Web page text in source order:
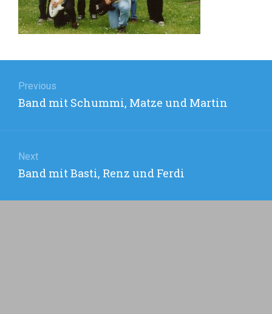
Previous
Previous
Band mit Schummi, Matze und Martin
Next
Next
Band mit Basti, Renz und Ferdi